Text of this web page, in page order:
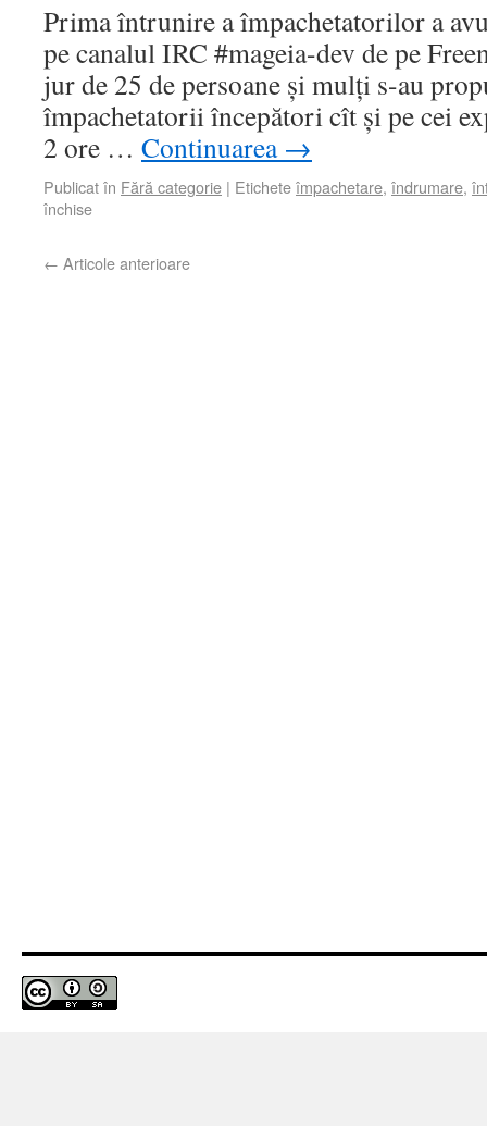
Prima întrunire a împachetatorilor a
pe canalul IRC #mageia-dev de pe
jur de 25 de persoane și mulți s-au
împachetatorii începători cît și pe cei
2 ore … Continuarea →
Publicat în Fără categorie | Eticheteîmpachetare, îndrumare,
închise
← Articole anterioare